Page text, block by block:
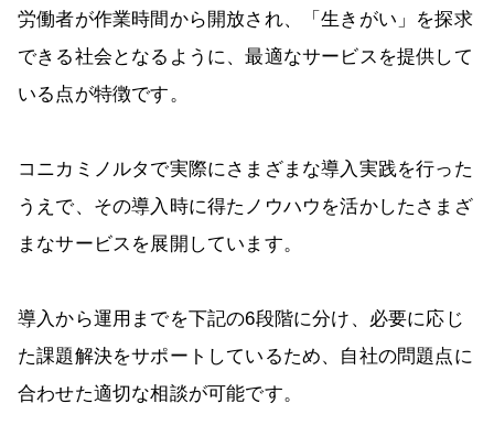
労働者が作業時間から開放され、「生きがい」を探求
できる社会となるように、最適なサービスを提供して
いる点が特徴です。
コニカミノルタで実際にさまざまな導入実践を行った
うえで、その導入時に得たノウハウを活かしたさまざ
まなサービスを展開しています。
導入から運用までを下記の6段階に分け、必要に応じ
た課題解決をサポートしているため、自社の問題点に
合わせた適切な相談が可能です。